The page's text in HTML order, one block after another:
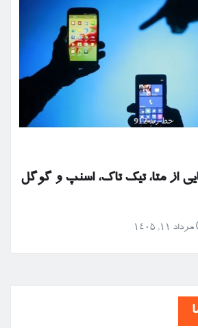
از متا، تیک تاک، اسنپ و گوگل
مرداد ۱۱, ۱۴۰۵